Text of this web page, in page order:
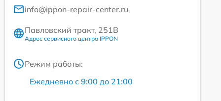
info@ippon-repair-center.ru
Павловский тракт, 251В
Адрес сервисного центра IPPON
Режим работы:
Ежедневно с 9:00 до 21:00